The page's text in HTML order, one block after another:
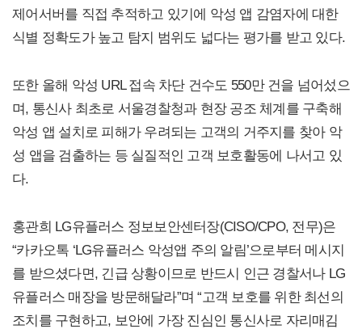
제어서버를 직접 추적하고 있기에 악성 앱 감염자에 대한
식별 정확도가 높고 탐지 범위도 넓다는 평가를 받고 있다.
또한 올해 악성 URL 접속 차단 건수도 550만 건을 넘어섰으
며, 통신사 최초로 서울경찰청과 현장 공조 체계를 구축해
악성 앱 설치로 피해가 우려되는 고객의 거주지를 찾아 악
성 앱을 검출하는 등 실질적인 고객 보호활동에 나서고 있
다.
홍관희 LG유플러스 정보보안센터장(CISO/CPO, 전무)은
“카카오톡 ‘LG유플러스 악성앱 주의 알림’으로부터 메시지
를 받으셨다면, 긴급 상황이므로 반드시 인근 경찰서나 LG
유플러스 매장을 방문해달라”며 “고객 보호를 위한 최선의
조치를 구현하고, 보안에 가장 진심인 통신사로 자리매김